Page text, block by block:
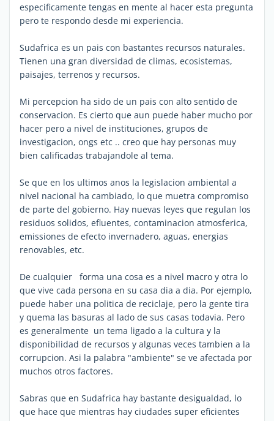
especificamente tengas en mente al hacer esta pregunta
pero te respondo desde mi experiencia.
Sudafrica es un pais con bastantes recursos naturales.
Tienen una gran diversidad de climas, ecosistemas,
paisajes, terrenos y recursos.
Mi percepcion ha sido de un pais con alto sentido de
conservacion. Es cierto que aun puede haber mucho por
hacer pero a nivel de instituciones, grupos de
investigacion, ongs etc .. creo que hay personas muy
bien calificadas trabajandole al tema.
Se que en los ultimos anos la legislacion ambiental a
nivel nacional ha cambiado, lo que muetra compromiso
de parte del gobierno. Hay nuevas leyes que regulan los
residuos solidos, efluentes, contaminacion atmosferica,
emissiones de efecto invernadero, aguas, energias
renovables, etc.
De cualquier forma una cosa es a nivel macro y otra lo
que vive cada persona en su casa dia a dia. Por ejemplo,
puede haber una politica de reciclaje, pero la gente tira
y quema las basuras al lado de sus casas todavia. Pero
es generalmente un tema ligado a la cultura y la
disponibilidad de recursos y algunas veces tambien a la
corrupcion. Asi la palabra "ambiente" se ve afectada por
muchos otros factores.
Sabras que en Sudafrica hay bastante desigualdad, lo
que hace que mientras hay ciudades super eficientes